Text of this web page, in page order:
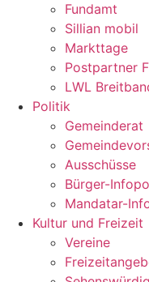
Fundamt
Sillian mobil
Markttage
Postpartner
LWL
Politik
Gemeinderat
Ausschüsse
Bürger-
Mandatar-
Kultur und Freizeit
Vereine